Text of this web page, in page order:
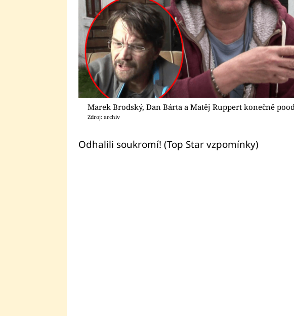
Marek Brodský, Dan Bárta a Matěj Ruppert konečně
Zdroj: archiv
Odhalili soukromí! (Top Star vzpomínky)